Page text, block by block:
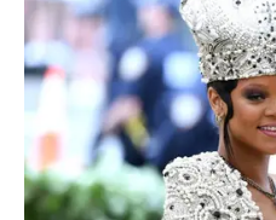
ΕΝΑΣ ΚΟΚΚΙΝΟΣ ΟΚΤΩΒΡΗΣ
ΞΕΚΙΝΑ.. Επιτέλους
μπαίνουμε σε αυτό
το_ΓΕΓΟΝΟΣ της ΘΥΕΛΛΑΣ